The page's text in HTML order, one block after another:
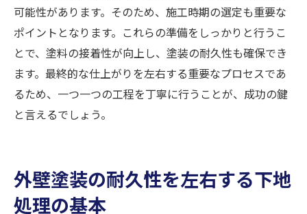
可能性があります。そのため、施工時期の選定も重要な
ポイントとなります。これらの準備をしっかりと行うこ
とで、塗料の接着性が向上し、塗装の耐久性も確保でき
ます。最終的な仕上がりを左右する重要なプロセスであ
るため、一つ一つの工程を丁寧に行うことが、成功の鍵
と言えるでしょう。
外壁塗装の耐久性を左右する下地
処理の基本